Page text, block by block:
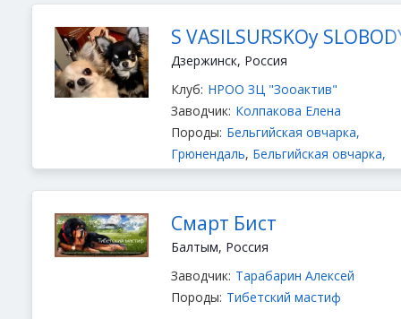
S VASILSURSKOy
Дзержинск, Россия
Клуб: НРОО ЗЦ "Зооактив"
Заводчик: Колпакова Елена
Породы: Бельгийская овчарка,
Грюнендаль, Бельгийская овчарка,
длинношёрстный,Чихуахуа
короткошерстный
Смарт Бист
Балтым, Россия
Заводчик: Тарабарин Алексей
Породы: Тибетский мастиф